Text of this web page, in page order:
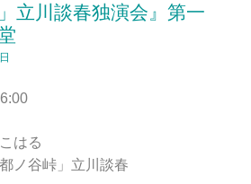
立川談春独演会』第一
はる
ノ谷峠」立川談春